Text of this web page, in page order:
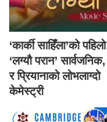
‘कार्की साहिँला’को
‘लग्यौ परान’
र प्रियानाको लोभलाग्दो
केमेस्ट्री